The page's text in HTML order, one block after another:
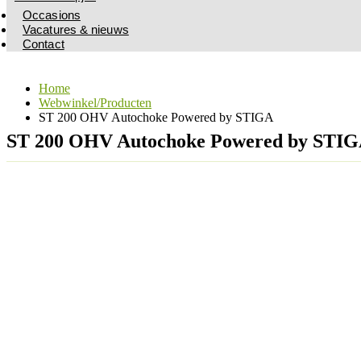
Occasions
Vacatures & nieuws
Contact
Home
Webwinkel/Producten
ST 200 OHV Autochoke Powered by STIGA
ST 200 OHV Autochoke Powered by